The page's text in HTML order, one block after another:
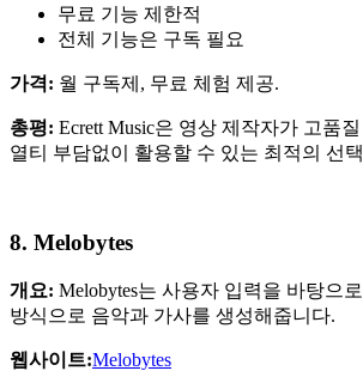
무료 기능 제한적
전체 기능은 구독 필요
가격: 월 구독제, 무료 체험 제공.
총평: Ecrett Music은 영상 제작자가 고품
열티 부담없이 활용할 수 있는 최적의 선
8. Melobytes
개요: Melobytes는 사용자 입력을 바탕으
방식으로 음악과 가사를 생성해줍니다.
웹사이트:Melobytes